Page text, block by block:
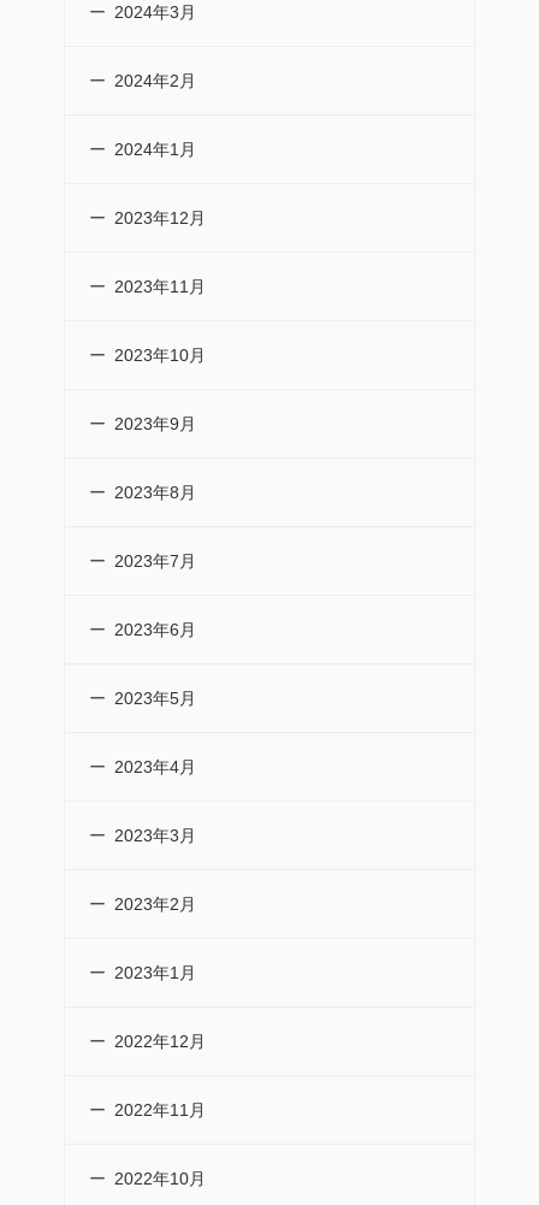
2024年3月
2024年2月
2024年1月
2023年12月
2023年11月
2023年10月
2023年9月
2023年8月
2023年7月
2023年6月
2023年5月
2023年4月
2023年3月
2023年2月
2023年1月
2022年12月
2022年11月
2022年10月